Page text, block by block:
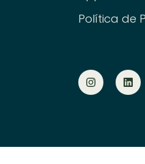
Política de